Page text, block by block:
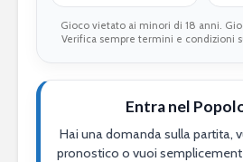
Gioco vietato ai minori di 18 anni.
Verifica sempre termini e condizioni
Entra nel
Hai una domanda sulla partita,
pronostico o vuoi